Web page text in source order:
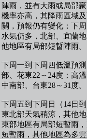
陣雨，並有大雨或局部
機率亦高，其降雨區域
關，預報仍有變化；下
水氣仍多，北部、宜蘭
他地區有局部短暫陣雨。
下周一到下周四低溫預
部、花東22～24度；高
中南部、台東28～31度。
下周五到下周日（14日
東北部天氣稍涼，其他
東部地區有局部短暫雨
短暫雨，其他地區為多雲